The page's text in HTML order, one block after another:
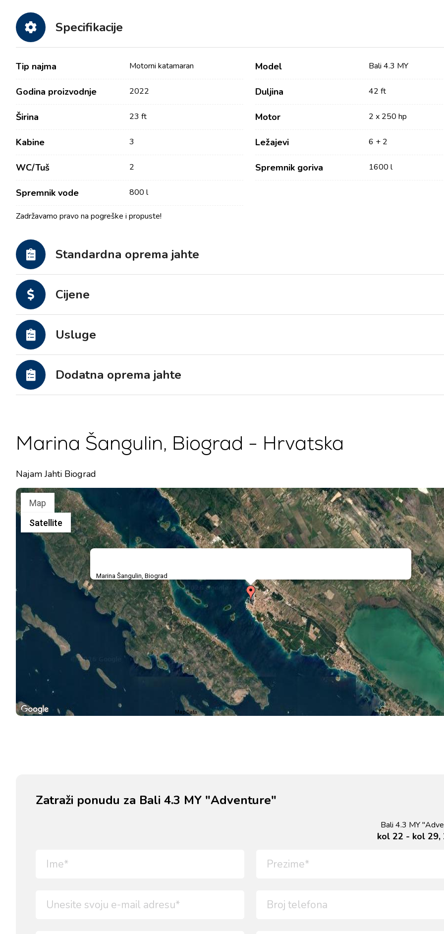
Specifikacije
Tip najma Motorni katamaran Model Bali 4.3 MY
Godina proizvodnje 2022 Duljina 42 ft
Širina 23 ft Motor 2 x 250 hp
Kabine 3 Ležajevi 6 + 2
WC/Tuš 2 Spremnik goriva 1600 l
Spremnik vode 800 l
Zadržavamo pravo na pogreške i propuste!
Standardna oprema jahte
Cijene
Usluge
Dodatna oprema jahte
Marina Šangulin, Biograd - Hrvatska
Najam Jahti Biograd
Marina Šangulin, Biograd
Map
Satellite
Map Data
Zatraži ponudu za Bali 4.3 MY "Adventure"
Bali 4.3 MY
kol 22 - kol 29,
Kontakt
O nama
Često postavljana pitanja
Motorni brodovi
Motorni katamarani
Motorne jahte
Usluge
Valovie - Asistent za
Splitska regija